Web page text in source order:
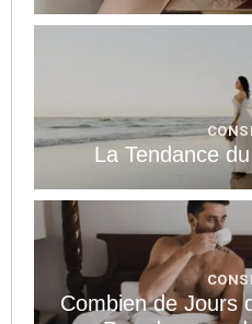
La Tendance
Combien de Jours